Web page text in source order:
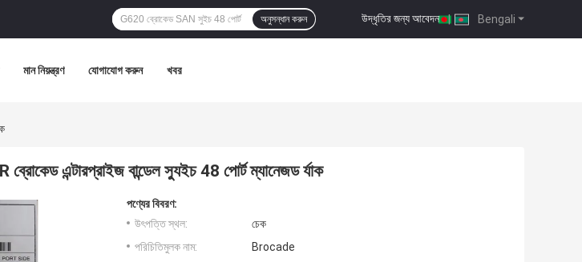
Bengali
উদ্ধৃতির জন্য আবেদন |
অনুসন্ধান করুন
মান নিয়ন্ত্রণ যোগাযোগ করুন খবর
এন্টারপ্রাইজ বান্ডেল স্যুইচ 48 পোর্ট ম্যানেজড র্যাক
পণ্যের বিবরণ:
উৎপত্তি স্থল:
চেক
পরিচিতিমুলক নাম:
Brocade